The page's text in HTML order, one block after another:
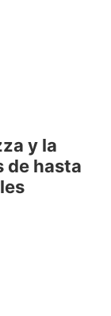
y la
de hasta